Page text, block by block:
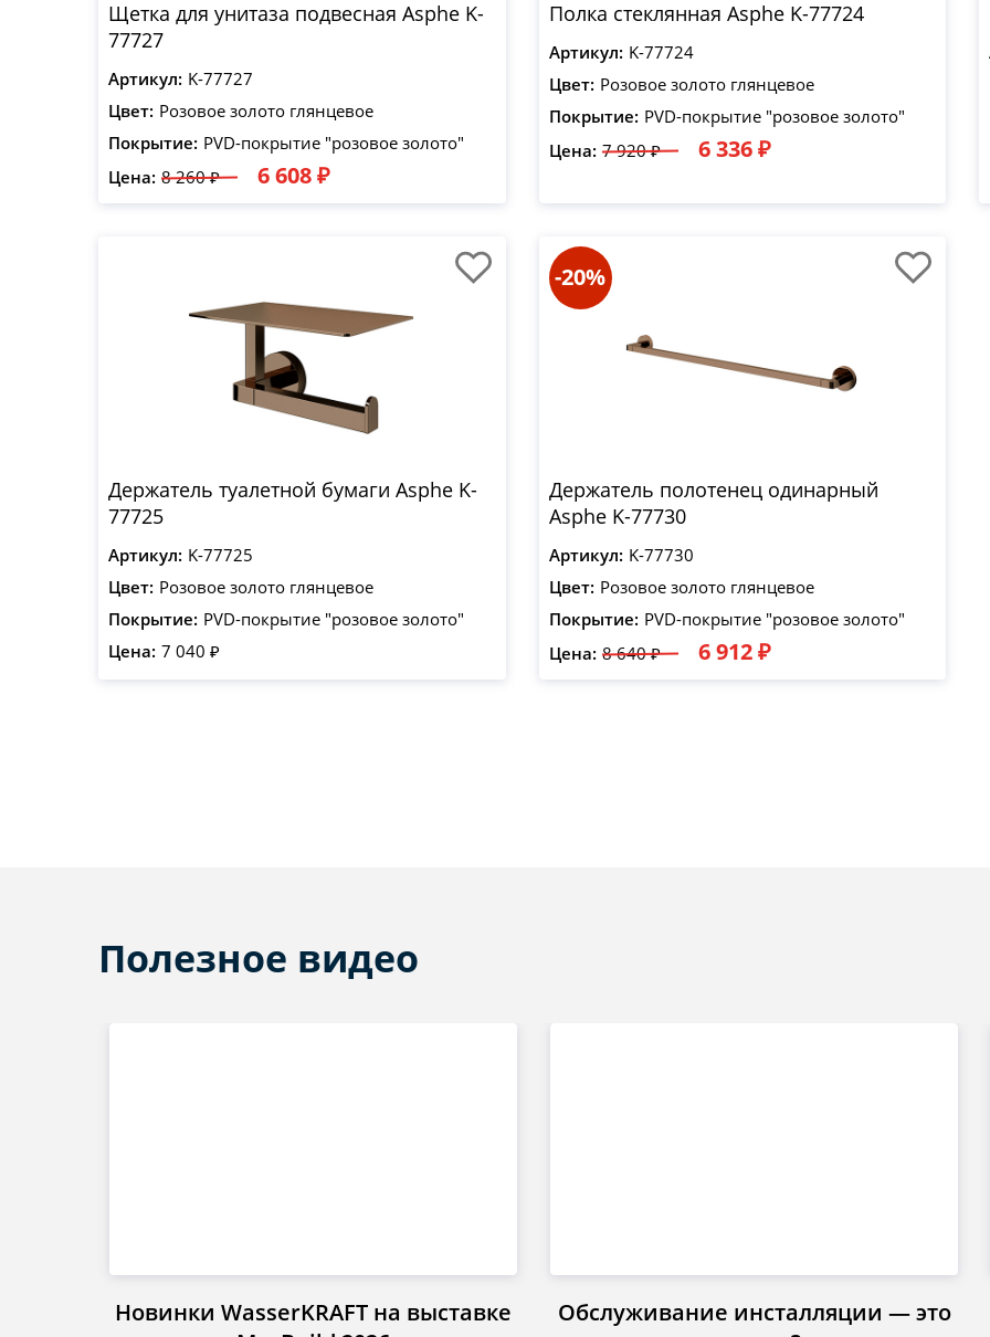
Щетка для унитаза подвесная Asphe K-
77727
Артикул: K-77727
Цвет: Розовое золото глянцевое
Покрытие: PVD-покрытие "розовое золото"
Цена: 8 260 ₽ 6 608 ₽
Полка стеклянная Asphe K-77724
Артикул: K-77724
Цвет: Розовое золото глянцевое
Покрытие: PVD-покрытие "розовое золото"
Цена: 7 920 ₽ 6 336 ₽
Держатель туалетной бумаги Asphe K-
77725
Артикул: K-77725
Цвет: Розовое золото глянцевое
Покрытие: PVD-покрытие "розовое золото"
Цена: 7 040 ₽
-20%
Держатель полотенец одинарный
Asphe K-77730
Артикул: K-77730
Цвет: Розовое золото глянцевое
Покрытие: PVD-покрытие "розовое золото"
Цена: 8 640 ₽ 6 912 ₽
Полезное видео
Новинки WasserKRAFT на выставке
Обслуживание инсталляции — это